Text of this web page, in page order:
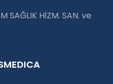
SAĞLIK HİZM. SAN. ve